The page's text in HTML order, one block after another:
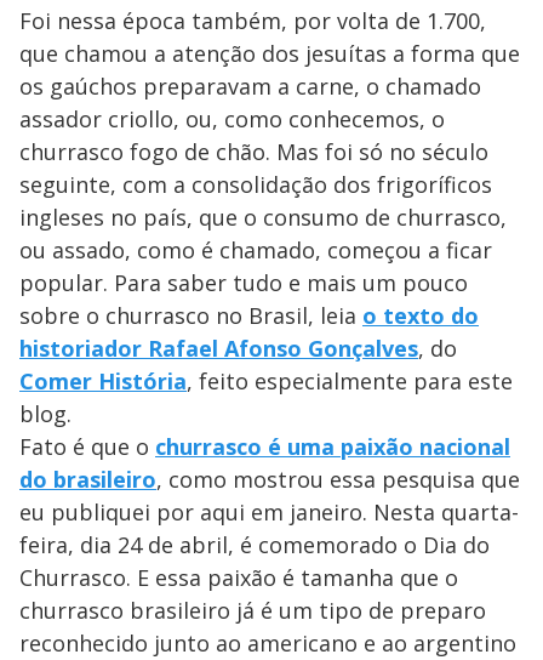
Foi nessa época também, por volta de 1.700,
que chamou a atenção dos jesuítas a forma que
os gaúchos preparavam a carne, o chamado
assador criollo, ou, como conhecemos, o
churrasco fogo de chão. Mas foi só no século
seguinte, com a consolidação dos frigoríficos
ingleses no país, que o consumo de churrasco,
ou assado, como é chamado, começou a ficar
popular. Para saber tudo e mais um pouco
sobre o churrasco no Brasil, leia o texto do
historiador Rafael Afonso Gonçalves, do
Comer História, feito especialmente para este
blog.
Fato é que o churrasco é uma paixão nacional
do brasileiro, como mostrou essa pesquisa que
eu publiquei por aqui em janeiro. Nesta quarta-
feira, dia 24 de abril, é comemorado o Dia do
Churrasco. E essa paixão é tamanha que o
churrasco brasileiro já é um tipo de preparo
reconhecido junto ao americano e ao argentino